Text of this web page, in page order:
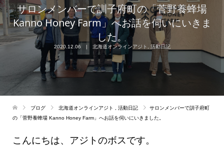
サロンメンバーで訓子府町の「菅野養蜂場
Kanno Honey Farm」へお話を伺いにいきま
した。
2020.12.06 北海道オンラインアジト 活動日記
ブログ 北海道オンラインアジト 活動日記
サロンメンバーで訓子府町
の「菅野養蜂場 Kanno Honey Farm」へお話を伺いにいきました。
こんにちは、アジトのボスです。